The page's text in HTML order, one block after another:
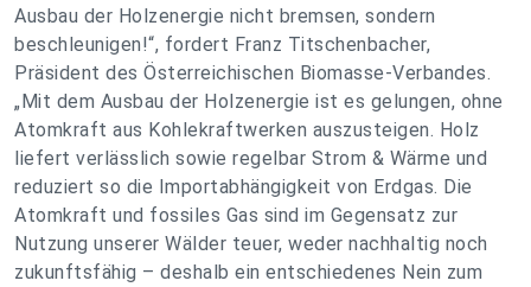
Ausbau der Holzenergie nicht bremsen, sondern
beschleunigen!“, fordert Franz Titschenbacher,
Präsident des Österreichischen Biomasse-Verbandes.
„Mit dem Ausbau der Holzenergie ist es gelungen, ohne
Atomkraft aus Kohlekraftwerken auszusteigen. Holz
liefert verlässlich sowie regelbar Strom & Wärme und
reduziert so die Importabhängigkeit von Erdgas. Die
Atomkraft und fossiles Gas sind im Gegensatz zur
Nutzung unserer Wälder teuer, weder nachhaltig noch
zukunftsfähig – deshalb ein entschiedenes Nein zum